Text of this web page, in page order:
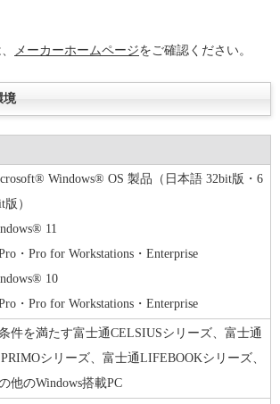
メーカーホームページをご確認ください。
境
Windows® OS 製品（日本語 32bit版・6
版）
11
・Pro for Workstations・Enterprise
10
・Pro for Workstations・Enterprise
件を満たす富士通CELSIUSシリーズ、富士通
シリーズ、富士通LIFEBOOKシリーズ、
他のWindows搭載PC